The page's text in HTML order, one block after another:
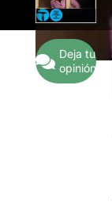
Deja tu
opinión